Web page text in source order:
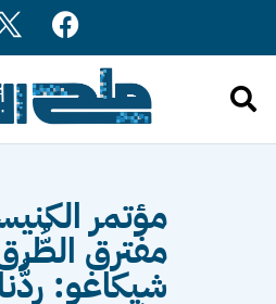
مؤتمر
مفترق
شيكاغو: